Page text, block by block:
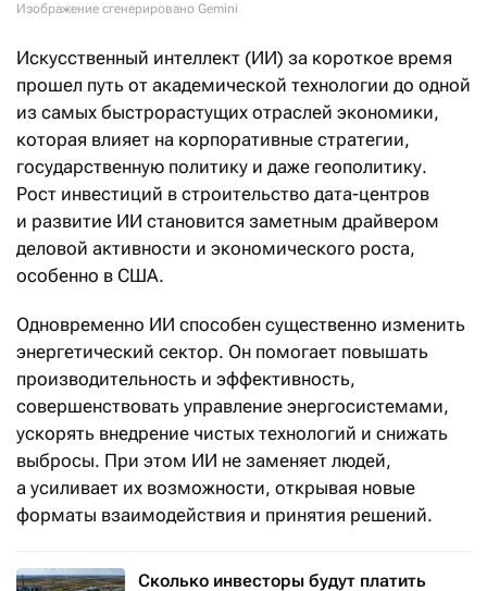
Изображение сгенерировано Gemini
Искусственный интеллект (ИИ) за короткое время
прошел путь от академической технологии до одной
из самых быстрорастущих отраслей экономики,
которая влияет на корпоративные стратегии,
государственную политику и даже геополитику.
Рост инвестиций в строительство дата-центров
и развитие ИИ становится заметным драйвером
деловой активности и экономического роста,
особенно в США.
Одновременно ИИ способен существенно изменить
энергетический сектор. Он помогает повышать
производительность и эффективность,
совершенствовать управление энергосистемами,
ускорять внедрение чистых технологий и снижать
выбросы. При этом ИИ не заменяет людей,
а усиливает их возможности, открывая новые
форматы взаимодействия и принятия решений.
Сколько инвесторы будут платить